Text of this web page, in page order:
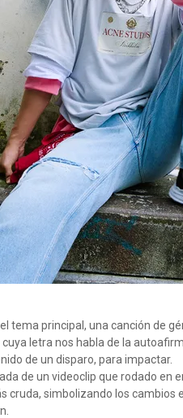
tema principal, una canción de
cuya letra nos habla de la
de un disparo, para impactar.
de un videoclip que rodado en
cruda, simbolizando los cambios